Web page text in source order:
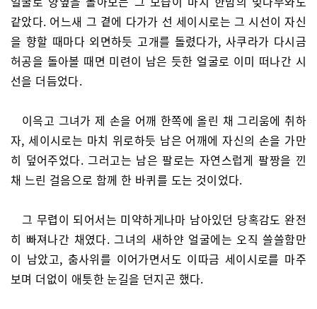
같았다. 어느새 그 곁에 다가가 선 세이시로는 그 시선이 자신
을 향할 때마다 외면하듯 고개를 돌렸다가, 사쿠라가 다시금
허공을 돌아볼 때면 미련이 남은 듯한 얼굴로 이미 떠나간 시
선을 더듬었다.
이윽고 그녀가 제 손을 어깨 한쪽에 올린 채 그리움에 취하
자, 세이시로는 마치 위로하듯 남은 어깨에 자신의 손을 가만
히 덮어주었다. 그러고는 남은 팔로는 자연스럽게 팔짱을 낀
채 느린 걸음으로 함께 한 바퀴를 도는 것이었다.
그 무렵이 되어서는 미약하게나마 남아있던 당혹감도 완전
히 빠져나간 채였다. 그녀의 새하얀 얼굴에는 오직 쓸쓸함만
이 남았고, 춤사위를 이어가면서도 이따금 세이시로를 마주
보며 더없이 애틋한 눈길을 던지곤 했다.